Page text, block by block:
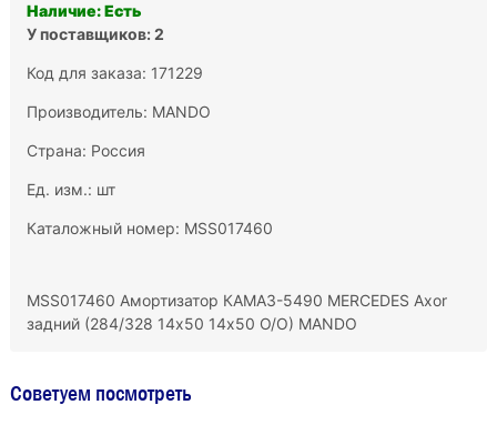
Наличие: Есть
У поставщиков: 2
Код для заказа: 171229
Производитель: MANDO
Страна: Россия
Ед. изм.: шт
Каталожный номер: MSS017460
MSS017460 Амортизатор КАМАЗ-5490 MERCEDES Aхor
задний (284/328 14х50 14х50 О/О) MANDO
Советуем посмотреть